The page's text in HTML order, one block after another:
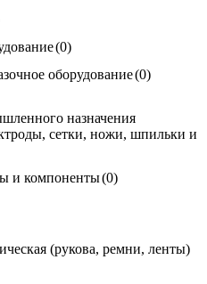
(0)
оборудование(0)
назначения
сетки, ножи, шпильки и
и компоненты(0)
(рукова, ремни, ленты)